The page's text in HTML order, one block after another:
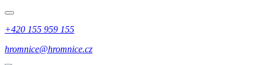
+420 155 959 155
hromnice@hromnice.cz